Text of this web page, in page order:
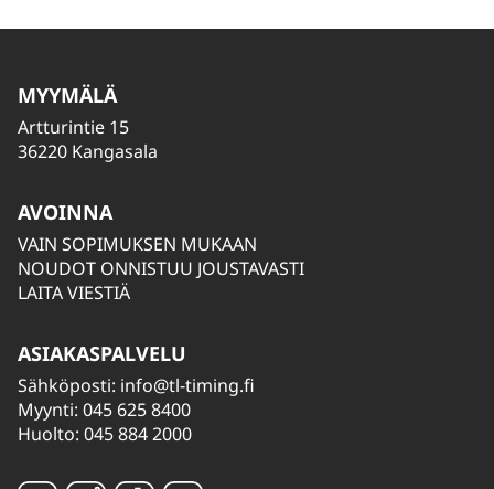
MYYMÄLÄ
Artturintie 15
36220 Kangasala
AVOINNA
VAIN SOPIMUKSEN MUKAAN
NOUDOT ONNISTUU JOUSTAVASTI
LAITA VIESTIÄ
ASIAKASPALVELU
Sähköposti: info@tl-timing.fi
Myynti: 045 625 8400
Huolto: 045 884 2000